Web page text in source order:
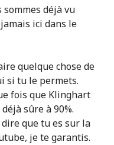
sommes déjà vu
ici dans le
quelque chose de
si tu le permets.
fois que Klinghart
sûre à 90%.
que tu es sur la
je te garantis.